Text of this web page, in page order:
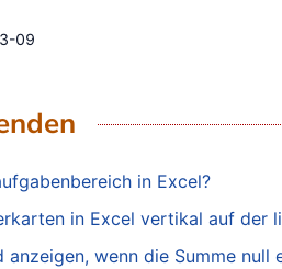
09
in Excel?
in Excel vertikal auf der
wenn die Summe null